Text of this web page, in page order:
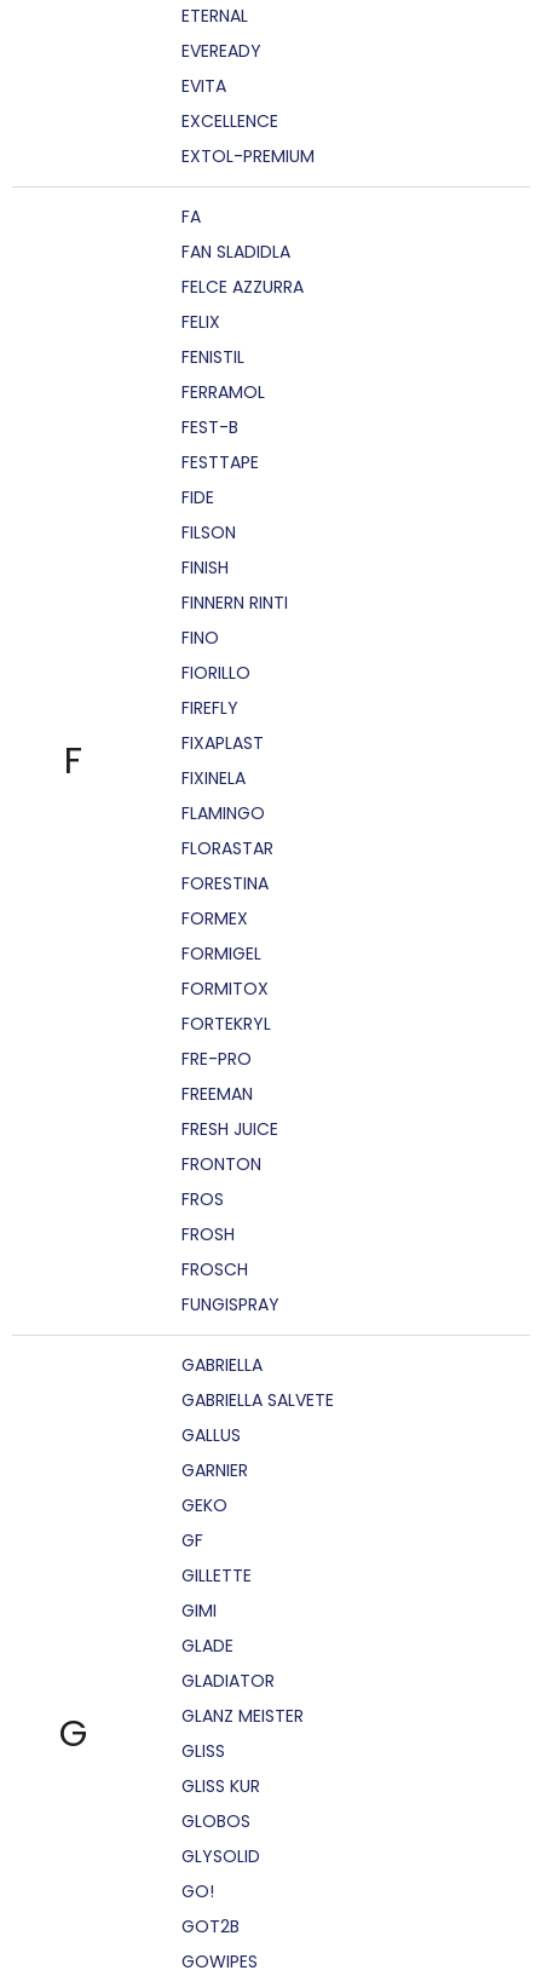
ETERNAL
EVEREADY
EVITA
EXCELLENCE
EXTOL-PREMIUM
F
FA
FAN SLADIDLA
FELCE AZZURRA
FELIX
FENISTIL
FERRAMOL
FEST-B
FESTTAPE
FIDE
FILSON
FINISH
FINNERN RINTI
FINO
FIORILLO
FIREFLY
FIXAPLAST
FIXINELA
FLAMINGO
FLORASTAR
FORESTINA
FORMEX
FORMIGEL
FORMITOX
FORTEKRYL
FRE-PRO
FREEMAN
FRESH JUICE
FRONTON
FROS
FROSH
FROSCH
FUNGISPRAY
G
GABRIELLA
GABRIELLA SALVETE
GALLUS
GARNIER
GEKO
GF
GILLETTE
GIMI
GLADE
GLADIATOR
GLANZ MEISTER
GLISS
GLISS KUR
GLOBOS
GLYSOLID
GO!
GOT2B
GOWIPES